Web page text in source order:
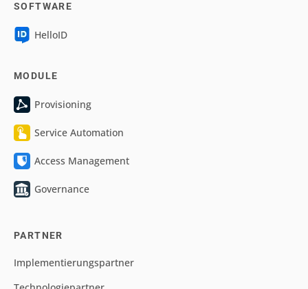
SOFTWARE
HelloID
MODULE
Provisioning
Service Automation
Access Management
Governance
PARTNER
Implementierungspartner